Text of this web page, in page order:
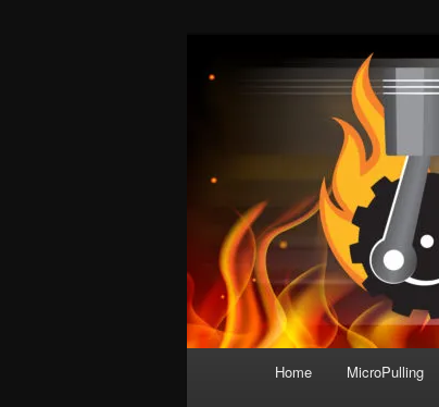
De meest krachtige
Home MicroPulling